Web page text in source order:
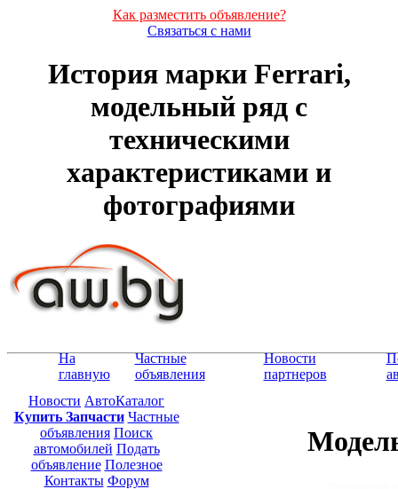
Как разместить объявление?
Связаться с нами
История марки Ferrari,
модельный ряд с
техническими
характеристиками и
фотографиями
На
главную
Частные
объявления
Новости
партнеров
Новости АвтоКаталог
Купить Запчасти Частные
объявления Поиск
автомобилей Подать
объявление Полезное
Контакты Форум